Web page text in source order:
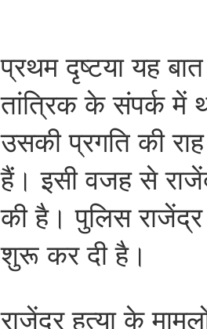
प्रथम दृष्टया यह
तांत्रिक के संपर्क में
उसकी प्रगति की
हैं। इसी वजह से
की है। पुलिस
शुरू कर दी है।
राजेंद्र हत्या के